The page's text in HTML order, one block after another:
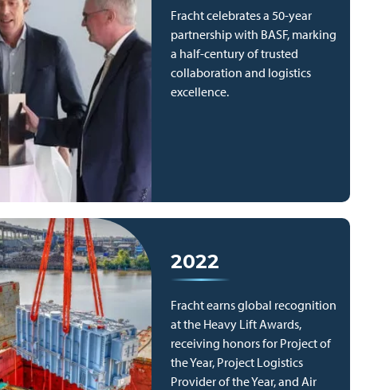
Fracht celebrates a 50-year
partnership with BASF, marking
a half-century of trusted
collaboration and logistics
excellence.
2022
Fracht earns global recognition
at the Heavy Lift Awards,
receiving honors for Project of
the Year, Project Logistics
Provider of the Year, and Air